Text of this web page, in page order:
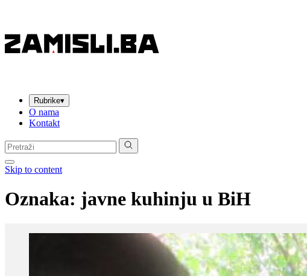
Rubrike▾
O nama
Kontakt
Pretraga:
Skip to content
Oznaka: javne kuhinju u BiH